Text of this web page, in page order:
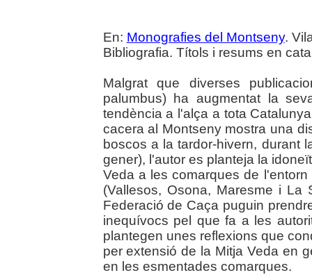
En: Monografies del Montseny.
Bibliografia. Títols i resums en
Malgrat que diverses
palumbus) ha augmentat la
tendència a l'alça a tota
cacera al Montseny mostra una
boscos a la tardor-hivern, durant
gener), l'autor es planteja la
Veda a les comarques de
(Vallesos, Osona, Maresme i
Federació de Caça puguin
inequívocs pel que fa a les
plantegen unes reflexions que
per extensió de la Mitja Veda en
en les esmentades comarques.